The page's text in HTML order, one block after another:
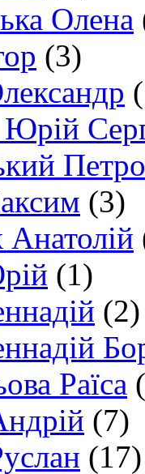
Олена
(3)
Петро
(3)
(1)
(2)
Раїса
(7)
(17)